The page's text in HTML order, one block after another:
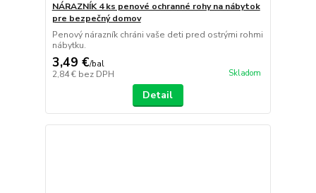
NÁRAZNÍK 4 ks penové ochranné rohy na nábytok
pre bezpečný domov
Penový nárazník chráni vaše deti pred ostrými rohmi
nábytku.
3,49 €/bal
2,84 € bez DPH Skladom
Detail